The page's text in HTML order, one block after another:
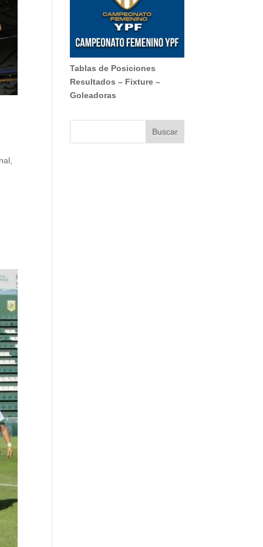
Tablas de Posiciones
Resultados – Fixture –
Goleadoras